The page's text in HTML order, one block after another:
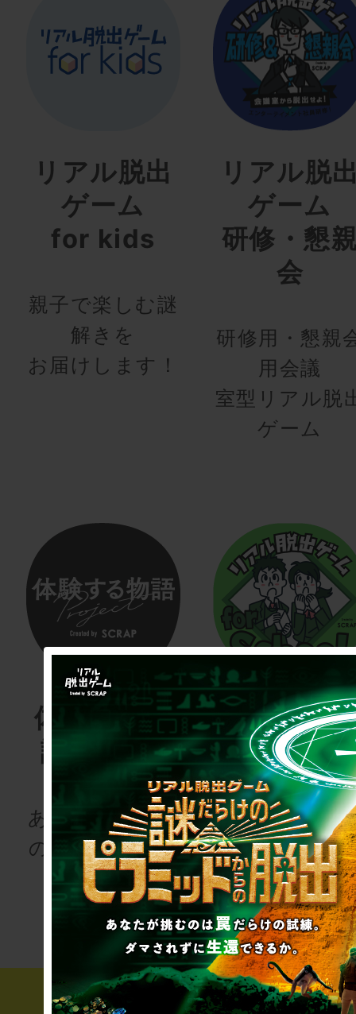
リアル脱出
ゲーム
for kids
親子で楽しむ謎
解きを
お届けします！
リアル脱
ゲーム
研修・懇
会
研修用・懇親
用会議
室型リアル脱
ゲーム
体験する物
語project
あなたも、物語
の登場人物にな
りませんか
リアル脱
ゲーム
for
次の授業は“謎
き”!?